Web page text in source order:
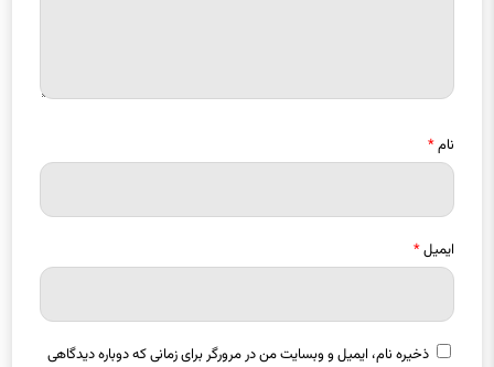
نام*
ایمیل*
ذخیره نام، ایمیل و وبسایت من در مرورگر برای زمانی که دوباره دیدگاهی